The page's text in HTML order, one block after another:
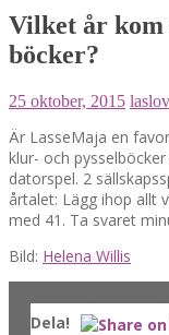
Vilket år kom
böcker?
25 oktober, 2015 laslov
Är LasseMaja en
klur- och
datorspel. 2
årtalet: Lägg ihop allt
med 41. Ta svaret
Bild: Helena Willis
Dela!